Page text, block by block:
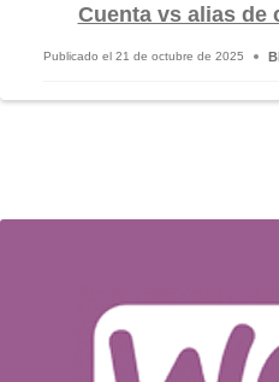
Cuenta vs alias de
Publicado el 21 de octubre de 2025